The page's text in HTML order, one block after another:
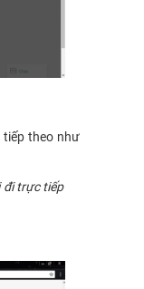
tiếp theo như
đi trực tiếp